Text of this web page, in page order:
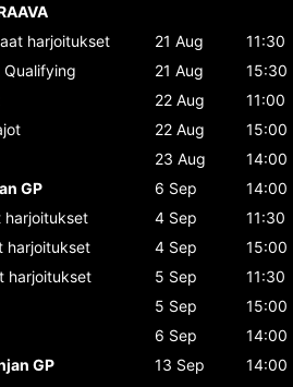
harjoitukset 21 Aug
11:30
Qualifying 21 Aug
15:30
22 Aug
11:00
22 Aug
15:00
23 Aug
14:00
GP
6 Sep
14:00
harjoitukset 4 Sep
11:30
harjoitukset 4 Sep
15:00
harjoitukset 5 Sep
11:30
5 Sep
15:00
6 Sep
14:00
GP
13 Sep
14:00